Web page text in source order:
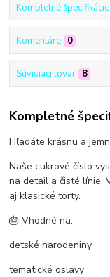
Kompletné špecifikácie
Komentáre 0
Súvisiaci tovar 8
Kompletné
Hľadáte krásnu a
Naše cukrové číslo
na detail a čisté línie.
aj klasické torty.
🎂 Vhodné na:
detské narodeniny
tematické oslavy